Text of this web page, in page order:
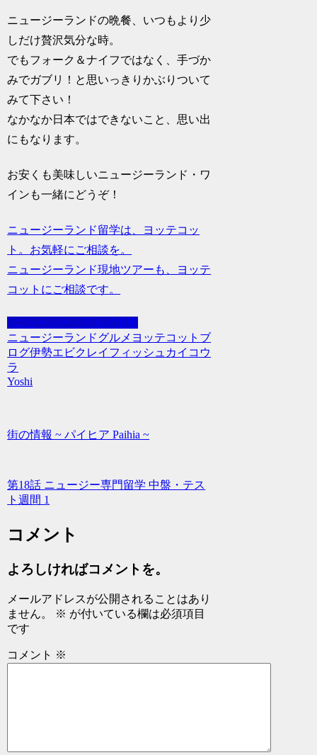
ニュージーランドの晩餐、いつもより少
しだけ贅沢気分な時。
でもフォーク＆ナイフではなく、手づか
みでガブリ！と思いっきりかぶりついて
みて下さい！
なかなか日本ではできないこと、思い出
にもなります。
お安くも美味しいニュージーランド・ワ
インも一緒にどうぞ！
ニュージーランド留学は、ヨッテコッ
ト。お気軽にご相談を。
ニュージーランド現地ツアーも、ヨッテ
コットにご相談です。
- ニュージー・グルメ情報
ニュージーランドグルメ ヨッテコット ブ
ログ伊勢エビクレイフィッシュ カイコウ
ラ
Yoshi
街の情報 ~ パイヒア Paihia ~
第18話 ニュージー専門留学 中盤・テス
ト週間 1
コメント
よろしければコメントを。
メールアドレスが公開されることはあり
ません。
※ が付いている欄は必須項目
です
コメント ※